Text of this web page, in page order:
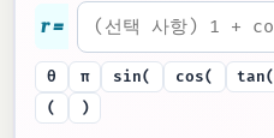
r =
θ π sin( cos( tan(
(
)